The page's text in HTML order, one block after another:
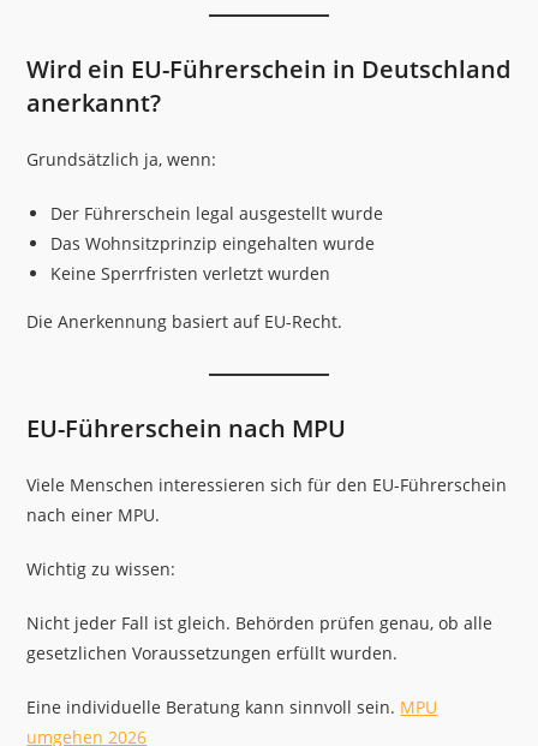
Wird ein EU-Führerschein in Deutschland
anerkannt?
Grundsätzlich ja, wenn:
Der Führerschein legal ausgestellt wurde
Das Wohnsitzprinzip eingehalten wurde
Keine Sperrfristen verletzt wurden
Die Anerkennung basiert auf EU-Recht.
EU-Führerschein nach MPU
Viele Menschen interessieren sich für den EU-Führerschein
nach einer MPU.
Wichtig zu wissen:
Nicht jeder Fall ist gleich. Behörden prüfen genau, ob alle
gesetzlichen Voraussetzungen erfüllt wurden.
Eine individuelle Beratung kann sinnvoll sein. MPU
umgehen 2026